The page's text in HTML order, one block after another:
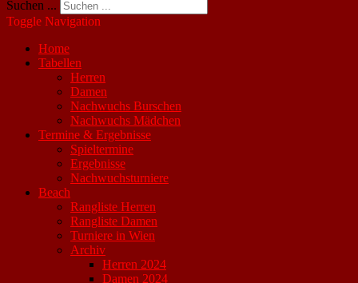
Suchen ...
Toggle Navigation
Home
Tabellen
Herren
Damen
Nachwuchs Burschen
Nachwuchs Mädchen
Termine & Ergebnisse
Spieltermine
Ergebnisse
Nachwuchsturniere
Beach
Rangliste Herren
Rangliste Damen
Turniere in Wien
Archiv
Herren 2024
Damen 2024